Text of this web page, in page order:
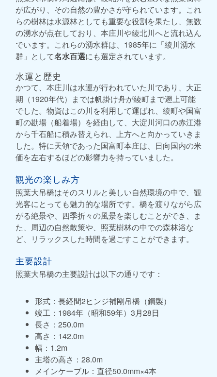
が広がり、その自然の豊かさが守られています。これ
らの樹林は水源林としても重要な役割を果たし、無数
の湧水が点在しており、本庄川や綾北川へと流れ込ん
でいます。これらの湧水群は、1985年に「綾川湧水
群」として名水百選にも選定されています。
水運と歴史
かつて、本庄川は水運が行われていた川であり、大正
期（1920年代）までは帆掛け舟が綾町まで遡上可能
でした。物資はこの川を利用して運ばれ、綾町や国富
町の勘場（船着場）を経由して、大淀川河口の赤江港
から千石船に積み替えられ、上方へと向かっていきま
した。特に天領であった国富町本庄は、日向国内の米
価を左右するほどの影響力を持っていました。
観光の楽しみ方
照葉大吊橋はそのスリルと美しい自然環境の中で、観
光客にとっても魅力的な場所です。橋を渡りながら広
がる絶景や、四季折々の風景を楽しむことができ、ま
た、周辺の自然散策や、照葉樹林の中での森林浴な
ど、リラックスした時間を過ごすことができます。
主要設計
照葉大吊橋の主要設計は以下の通りです：
形式：長経間2ヒンジ補剛吊橋（鋼製）
竣工：1984年（昭和59年）3月28日
長さ：250.0m
高さ：142.0m
幅：1.2m
主塔の高さ：28.0m
メインケーブル：直径50.0mm×4本